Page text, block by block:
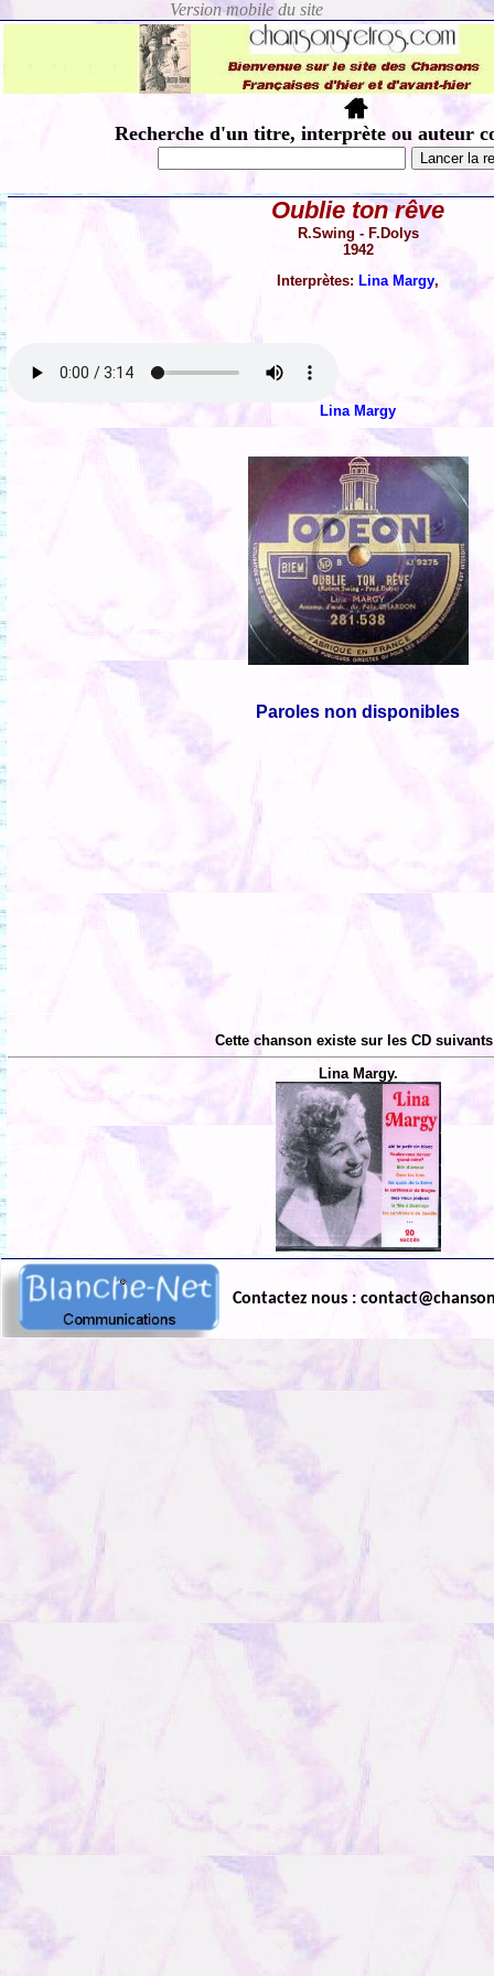
Recherche d'un titre, interprète ou auteur
Oublie ton rêve
R.Swing - F.Dolys
1942
Interprètes: Lina Margy,
Lina Margy
Paroles non disponibles
Cette chanson existe sur les CD
Lina Margy.
Contactez nous :